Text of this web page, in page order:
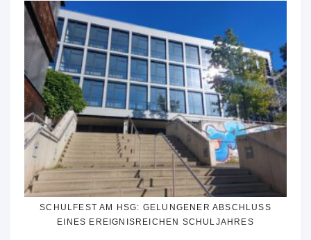
SCHULFEST AM HSG: GELUNGENER ABSCHLUSS
EINES EREIGNISREICHEN SCHULJAHRES